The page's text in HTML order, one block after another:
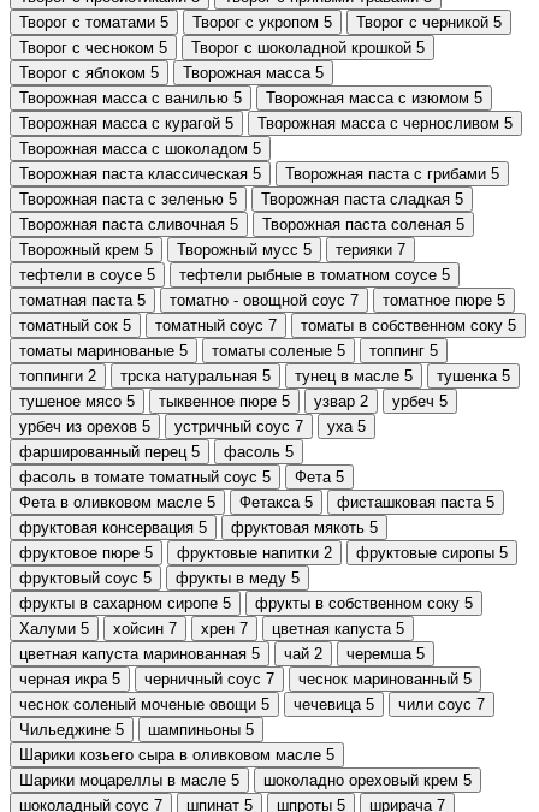
Творог с томатами 5 Творог с укропом 5 Творог с черникой 5
Творог с чесноком 5 Творог с шоколадной крошкой 5
Творог с яблоком 5 Творожная масса 5
Творожная масса с ванилью 5 Творожная масса с изюмом 5
Творожная масса с курагой 5 Творожная масса с черносливом 5
Творожная масса с шоколадом 5
Творожная паста классическая 5 Творожная паста с грибами 5
Творожная паста с зеленью 5 Творожная паста сладкая 5
Творожная паста сливочная 5 Творожная паста соленая 5
Творожный крем 5 Творожный мусс 5 терияки 7
тефтели в соусе 5 тефтели рыбные в томатном соусе 5
томатная паста 5 томатно - овощной соус 7 томатное пюре 5
томатный сок 5 томатный соус 7 томаты в собственном соку 5
томаты маринованые 5 томаты соленые 5 топпинг 5
топпинги 2 трска натуральная 5 тунец в масле 5 тушенка 5
тушеное мясо 5 тыквенное пюре 5 узвар 2 урбеч 5
урбеч из орехов 5 устричный соус 7 уха 5
фаршированный перец 5 фасоль 5
фасоль в томате томатный соус 5 Фета 5
Фета в оливковом масле 5 Фетакса 5 фисташковая паста 5
фруктовая консервация 5 фруктовая мякоть 5
фруктовое пюре 5 фруктовые напитки 2 фруктовые сиропы 5
фруктовый соус 5 фрукты в меду 5
фрукты в сахарном сиропе 5 фрукты в собственном соку 5
Халуми 5 хойсин 7 хрен 7 цветная капуста 5
цветная капуста маринованная 5 чай 2 черемша 5
черная икра 5 черничный соус 7 чеснок маринованный 5
чеснок соленый моченые овощи 5 чечевица 5 чили соус 7
Чильеджине 5 шампиньоны 5
Шарики козьего сыра в оливковом масле 5
Шарики моцареллы в масле 5 шоколадно ореховый крем 5
шоколадный соус 7 шпинат 5 шпроты 5 шрирача 7